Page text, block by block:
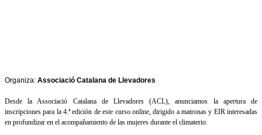
Organiza: Associació Catalana de Llevadores
Desde la Associació Catalana de Llevadores (ACL), anunciamos la apertura de
inscripciones para la 4.ª edición de este curso online, dirigido a matronas y EIR interesadas
en profundizar en el acompañamiento de las mujeres durante el climaterio.